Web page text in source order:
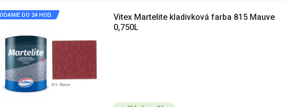
DO 24 HOD.
Vitex Martelite kladivková farba 815 Mauve
0,750L